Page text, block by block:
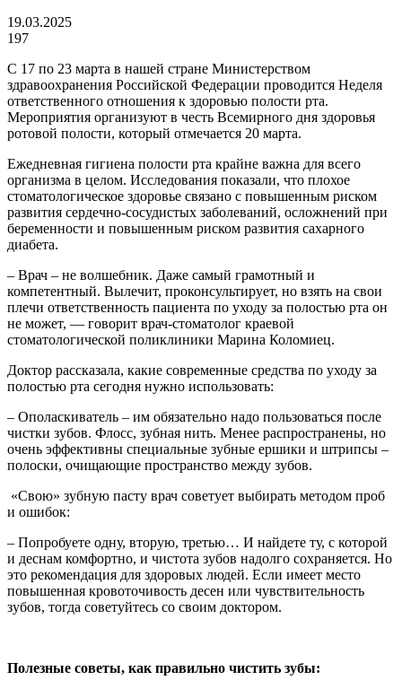
19.03.2025
197
С 17 по 23 марта в нашей стране Министерством
здравоохранения Российской Федерации проводится Неделя
ответственного отношения к здоровью полости рта.
Мероприятия организуют в честь Всемирного дня здоровья
ротовой полости, который отмечается 20 марта.
Ежедневная гигиена полости рта крайне важна для всего
организма в целом. Исследования показали, что плохое
стоматологическое здоровье связано с повышенным риском
развития сердечно-сосудистых заболеваний, осложнений при
беременности и повышенным риском развития сахарного
диабета.
– Врач – не волшебник. Даже самый грамотный и
компетентный. Вылечит, проконсультирует, но взять на свои
плечи ответственность пациента по уходу за полостью рта он
не может, — говорит врач-стоматолог краевой
стоматологической поликлиники Марина Коломиец.
Доктор рассказала, какие современные средства по уходу за
полостью рта сегодня нужно использовать:
– Ополаскиватель – им обязательно надо пользоваться после
чистки зубов. Флосс, зубная нить. Менее распространены, но
очень эффективны специальные зубные ершики и штрипсы –
полоски, очищающие пространство между зубов.
«Свою» зубную пасту врач советует выбирать методом проб
и ошибок:
– Попробуете одну, вторую, третью… И найдете ту, с которой
и деснам комфортно, и чистота зубов надолго сохраняется. Но
это рекомендация для здоровых людей. Если имеет место
повышенная кровоточивость десен или чувствительность
зубов, тогда советуйтесь со своим доктором.
Полезные советы, как правильно чистить зубы: